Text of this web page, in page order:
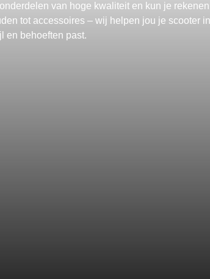
van hoge kwaliteit en kun je
tot accessoires – wij helpen jou je scooter
en behoeften past.